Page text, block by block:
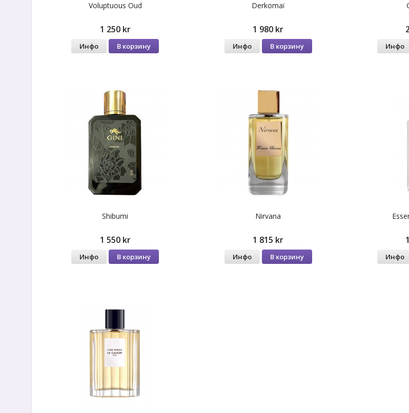
Voluptuous Oud
1 250 kr
Инфо В корзину
Derkomaï
1 980 kr
Инфо В корзину Инфо
Shibumi
1 550 kr
Инфо В корзину
Nirvana
1 815 kr
Инфо В корзину Инфо